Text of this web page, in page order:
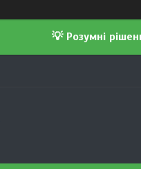
💡 Розумні